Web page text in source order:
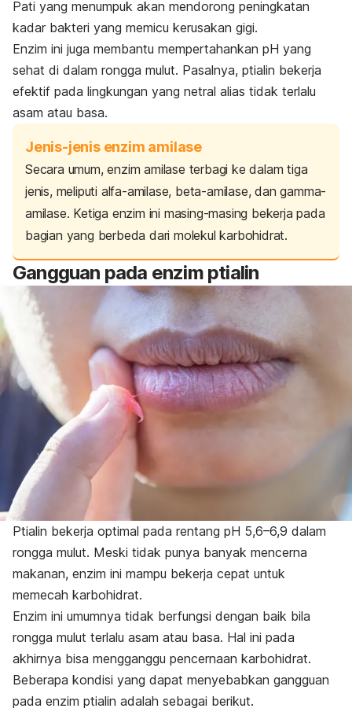
Pati yang menumpuk akan mendorong peningkatan
kadar bakteri yang memicu kerusakan gigi.
Enzim ini juga membantu mempertahankan pH yang
sehat di dalam rongga mulut. Pasalnya, ptialin bekerja
efektif pada lingkungan yang netral alias tidak terlalu
asam atau basa.
Jenis-jenis enzim amilase
Secara umum, enzim amilase terbagi ke dalam tiga
jenis, meliputi alfa-amilase, beta-amilase, dan gamma-
amilase. Ketiga enzim ini masing-masing bekerja pada
bagian yang berbeda dari molekul karbohidrat.
Gangguan pada enzim ptialin
Ptialin bekerja optimal pada rentang pH 5,6–6,9 dalam
rongga mulut. Meski tidak punya banyak mencerna
makanan, enzim ini mampu bekerja cepat untuk
memecah karbohidrat.
Enzim ini umumnya tidak berfungsi dengan baik bila
rongga mulut terlalu asam atau basa. Hal ini pada
akhirnya bisa mengganggu pencernaan karbohidrat.
Beberapa kondisi yang dapat menyebabkan gangguan
pada enzim ptialin adalah sebagai berikut.